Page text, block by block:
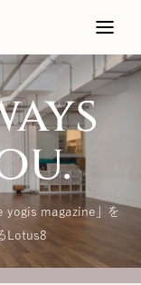
yogis magazine」を
Lotus8